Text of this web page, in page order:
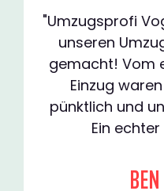
"Umzugsprofi
unseren
gemacht! Vom
Einzug
pünktlich und
Ein